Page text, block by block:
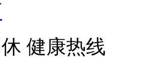
健康热线